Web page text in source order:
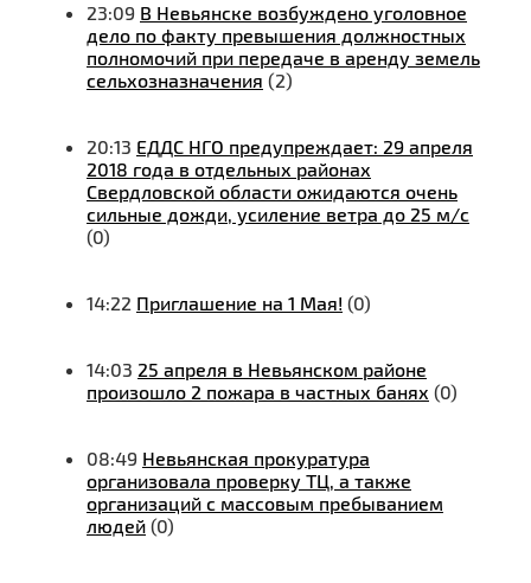
23:09 В Невьянске возбуждено уголовное
дело по факту превышения должностных
полномочий при передаче в аренду земель
сельхозназначения (2)
20:13 ЕДДС НГО предупреждает: 29 апреля
2018 года в отдельных районах
Свердловской области ожидаются очень
сильные дожди, усиление ветра до 25 м/с
(0)
14:22 Приглашение на 1 Мая! (0)
14:03 25 апреля в Невьянском районе
произошло 2 пожара в частных банях (0)
08:49 Невьянская прокуратура
организовала проверку ТЦ, а также
организаций с массовым пребыванием
людей (0)